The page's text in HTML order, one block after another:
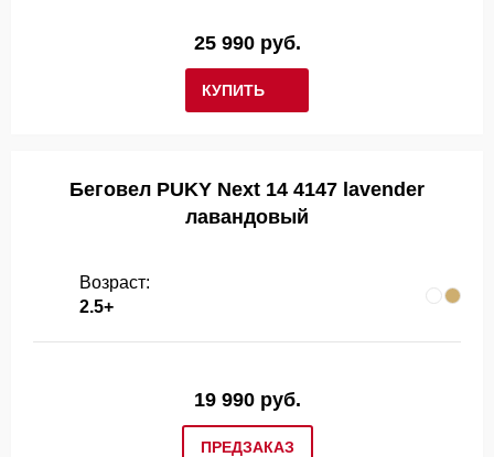
КУПИТЬ
25 990 руб.
Беговел PUKY Next 14 4147 lavender
лавандовый
Возраст:
2.5+
ПРЕДЗАКАЗ
19 990 руб.